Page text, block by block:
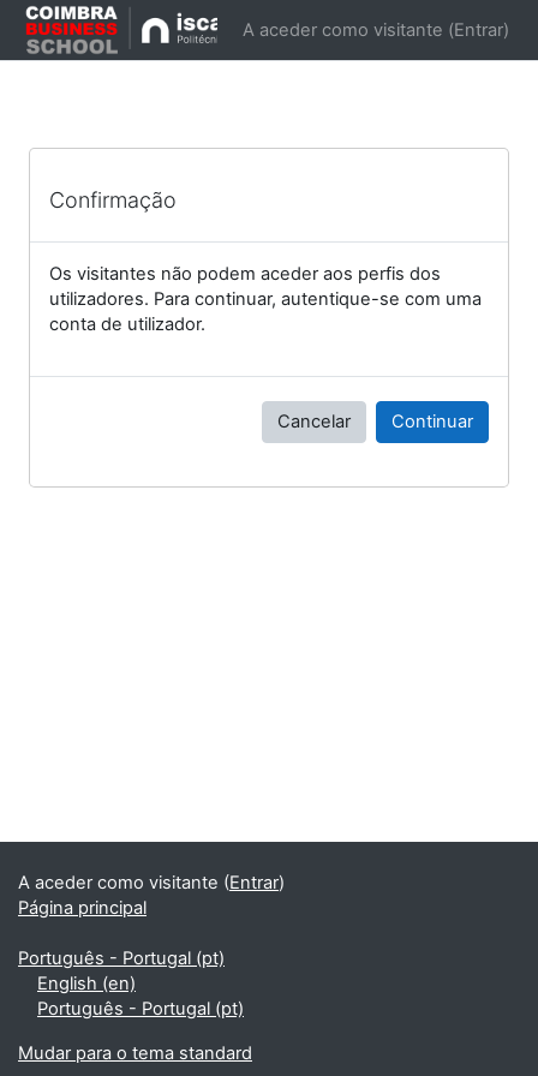
Ir para o conteúdo principal
A aceder como visitante (Entrar)
Confirmação
Os visitantes não podem aceder aos perfis dos
utilizadores. Para continuar, autentique-se com uma
conta de utilizador.
Cancelar Continuar
A aceder como visitante (Entrar)
Página principal
Português - Portugal ‎(pt)‎
English ‎(en)‎
Português - Portugal ‎(pt)‎
Mudar para o tema standard